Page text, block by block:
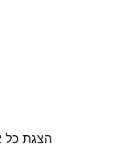
הצגת כל 2 תוצאות